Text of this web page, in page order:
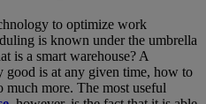
to optimize work
is known under the umbrella
is a smart warehouse? A
good is at any given time, how to
much more. The most useful